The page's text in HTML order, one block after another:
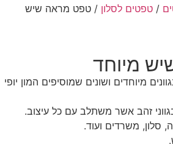
/טפטים לסלון/ טפט מראה שיש
מיוחד
מיוחדים ושונים שמוסיפים המון יופי
זהב אשר משתלב עם כל עיצוב.
משרדים ועוד.